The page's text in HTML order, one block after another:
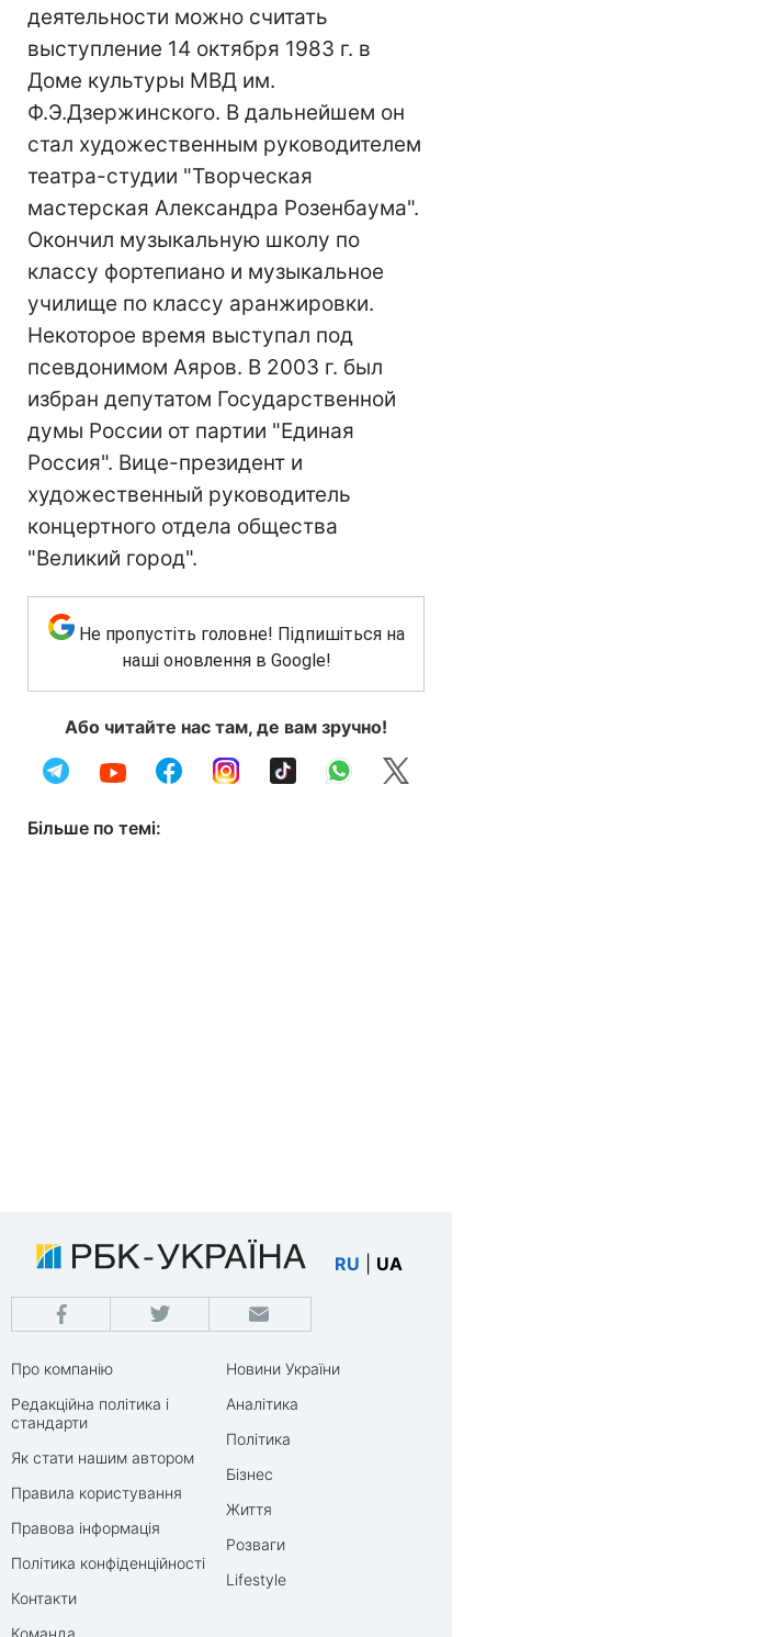
деятельности можно считать
выступление 14 октября 1983 г. в
Доме культуры МВД им.
Ф.Э.Дзержинского. В дальнейшем он
стал художественным руководителем
театра-студии "Творческая
мастерская Александра Розенбаума".
Окончил музыкальную школу по
классу фортепиано и музыкальное
училище по классу аранжировки.
Некоторое время выступал под
псевдонимом Аяров. В 2003 г. был
избран депутатом Государственной
думы России от партии "Единая
Россия". Вице-президент и
художественный руководитель
концертного отдела общества
"Великий город".
Не пропустіть головне! Підпишіться на
наші оновлення в Google!
Або читайте нас там, де вам зручно!
Більше по темі:
RU UA
Про компанію
Редакційна політика і
стандарти
Як стати нашим автором
Правила користування
Правова інформація
Політика конфіденційності
Контакти
Команда
Новини України
Аналітика
Політика
Бізнес
Життя
Розваги
Lifestyle